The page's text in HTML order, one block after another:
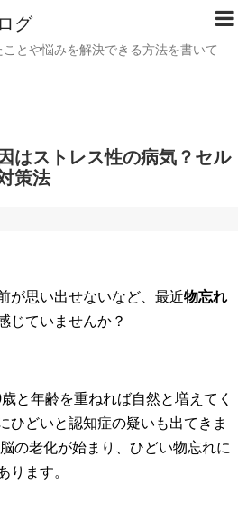
グ
とや悩みを解決できる方法を書いて
はストレス性の病気？セル
策法
が思い出せないなど、最近物忘れ
じていませんか？
と年齢を重ねれば自然と増えてく
ひどいと認知症の疑いも出てきま
の老化が始まり、ひどい物忘れに
ります。